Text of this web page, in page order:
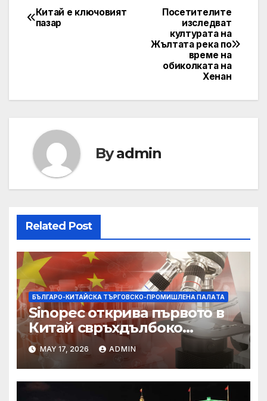
Post
Посетителите
изследват
културата на
Жълтата река по
време на
обиколката на
Хенан
Китай е ключовият
пазар
Byadmin
Related Post
БЪЛГАРО-КИТАЙСКА ТЪРГОВСКО-ПРОМИШЛЕНА ПАЛAТА
Sinopec открива първото в
Китай свръхдълбоко
находище на шистов газ в
Съчуанския басейн
MAY 17, 2026 ADMIN